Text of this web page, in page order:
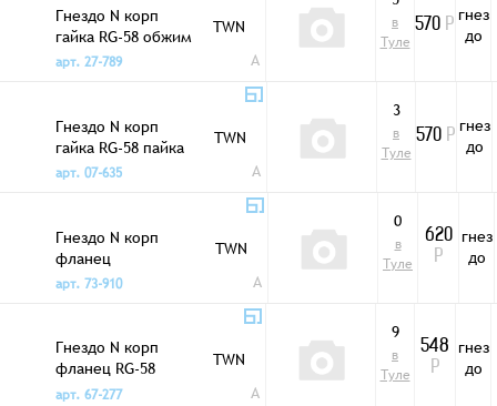
Гнездо N корп
гайка RG-58 обжим
TWN
арт. 27-789
A
в
Туле
570 Р
гнез
до
Гнездо N корп
гайка RG-58 пайка
TWN
арт. 07-635
A
3
в
Туле
570 Р
гнез
до
Гнездо N корп
фланец
TWN
арт. 73-910
A
0
в
Туле
620
Р
гнез
до
Гнездо N корп
фланец RG-58
обжим
TWN
арт. 67-277
A
9
в
Туле
548
Р
гнез
до